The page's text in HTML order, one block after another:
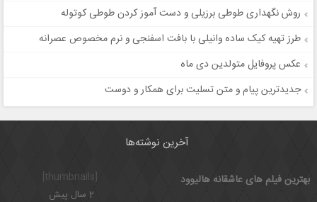
روش نگهداری طوطی برزیلی و دست آموز کردن طوطی کوتوله
طرز تهیه کیک ساده وانیلی با بافت اسفنجی و نرم مخصوص عصرانه
عکس پروفایل متولدین دی ماه
جدیدترین پیام و متن تسلیت برای همکار و دوست
آخرین نوشته‌ها
بهترین فیلم های عاشقانه هالیوود
2 سال پیش